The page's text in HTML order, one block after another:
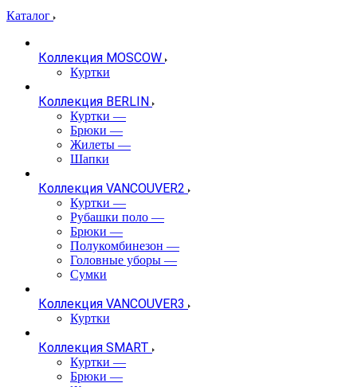
Каталог
Коллекция MOSCOW
Куртки
Коллекция BERLIN
Куртки —
Брюки —
Жилеты —
Шапки
Коллекция VANCOUVER2
Куртки —
Рубашки поло —
Брюки —
Полукомбинезон —
Головные уборы —
Сумки
Коллекция VANCOUVER3
Куртки
Коллекция SMART
Куртки —
Брюки —